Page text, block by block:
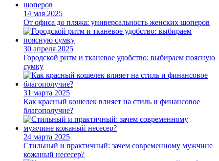
14 мая 2025
От офиса до пляжа: универсальность женских шоперов
30 апреля 2025
Городской ритм и тканевое удобство: выбираем поясную
сумку
31 марта 2025
Как красный кошелек влияет на стиль и финансовое
благополучие?
24 марта 2025
Стильный и практичный: зачем современному мужчине
кожаный несесер?